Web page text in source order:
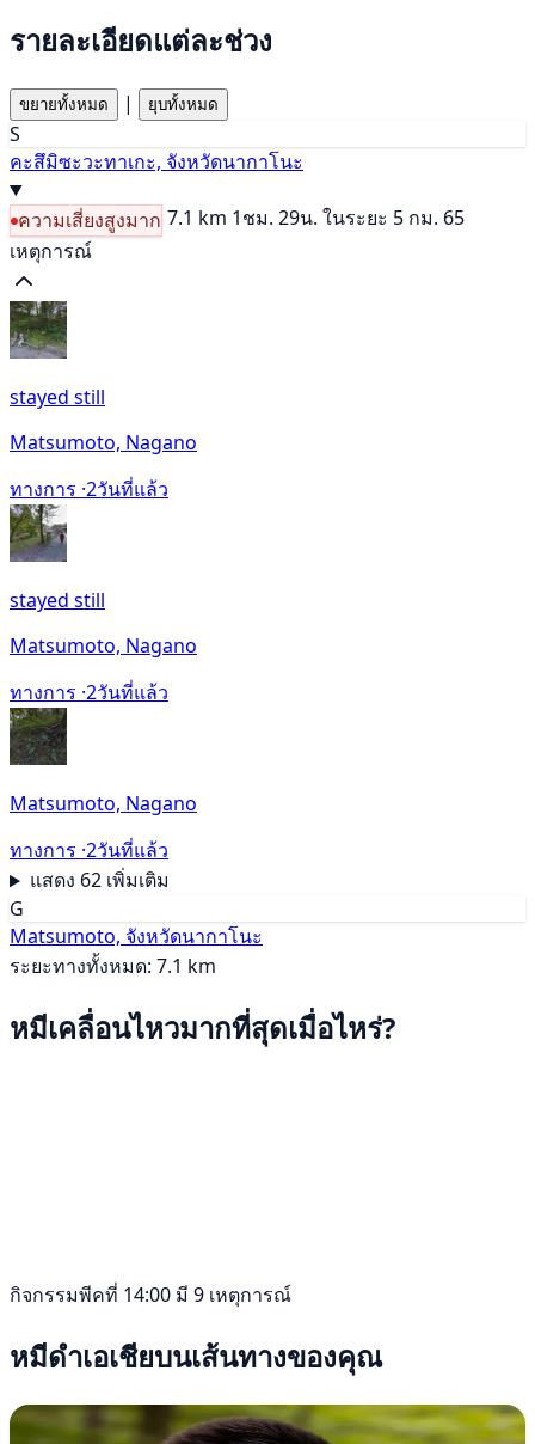
รายละเอียดแต่ละช่วง
ขยายทั้งหมด | ยุบทั้งหมด
S
คะสึมิซะวะทาเกะ, จังหวัดนากาโนะ
ความเสี่ยงสูงมาก 7.1 km 1ชม. 29น. ในระยะ 5 กม. 65
เหตุการณ์
stayed still
Matsumoto, Nagano
ทางการ ·2วันที่แล้ว
stayed still
Matsumoto, Nagano
ทางการ ·2วันที่แล้ว
Matsumoto, Nagano
ทางการ ·2วันที่แล้ว
แสดง 62 เพิ่มเติม
G
Matsumoto, จังหวัดนากาโนะ
ระยะทางทั้งหมด: 7.1 km
หมีเคลื่อนไหวมากที่สุดเมื่อไหร่?
กิจกรรมพีคที่ 14:00 มี 9 เหตุการณ์
หมีดำเอเชียบนเส้นทางของคุณ